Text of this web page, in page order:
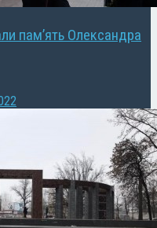
пам’ять Олександра